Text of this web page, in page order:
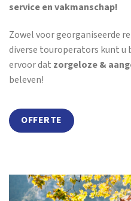
service en vakmanschap!
Zowel voor georganiseerde
diverse touroperators kunt u
ervoor dat zorgeloze &
beleven!
OFFERTE